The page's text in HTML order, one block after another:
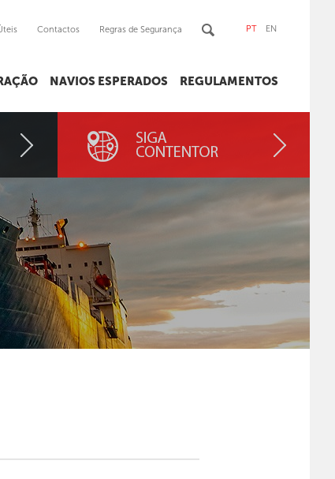
Contactos Regras de Segurança PT EN
NAVIOS ESPERADOS REGULAMENTOS